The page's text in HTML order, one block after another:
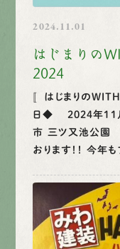
2024.11.01
はじまりの
2024
〚はじまりの
日◆ 2024年11
市 三ツ又池公園
おります！！ 今年